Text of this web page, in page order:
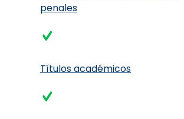
penales
Títulos académicos